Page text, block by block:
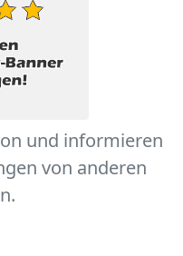
und informieren
von anderen